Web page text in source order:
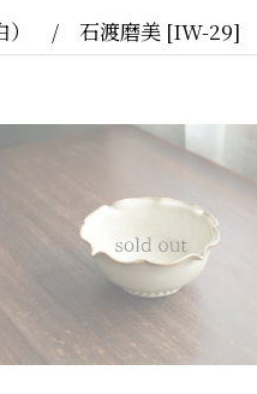
） / 石渡磨美 [IW-29]